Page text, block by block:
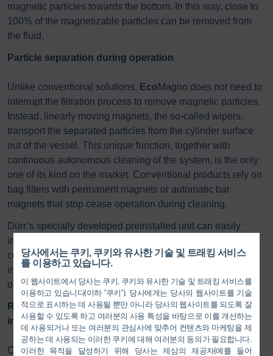
당사에서는 쿠키, 쿠키와 유사한 기술 및 트래킹 서비스
를 이용하고 있습니다.
이 웹사이트에서 당사는 쿠키, 쿠키와 유사한 기술 및 트래킹 서비스를
이용하고 있습니다(이하 “쿠키”). 당사에게는 당사의 웹사이트를 기술
적으로 표시하는 데 사용될 뿐만 아니라 당사의 웹사이트를 되도록 잘
사용할 수 있도록 하고 여러분의 사용 특성을 바탕으로 이를 개선하는
데 사용되거나 또는 여러분의 관심사에 맞추어 컨텐츠와 마케팅을 제
공하는 데 사용되는 이러한 쿠키에 대해 여러분의 동의가 필요합니다.
이러한 목적을 달성하기 위해 당사는 제삼의 제공자(예를 들어
magnetic particles towards the bottom. In this way, close to
100% of the magnetizable particles can be removed from
the fluid.
Particle separation during operation
Unlike conventional solutions, Eco Magno does not need to
interrupt the filtration process to remove magnetic particles.
Instead, linearly moving magnets, the so-called wipers,
transport the separated particles from the cylinder surface
out of the vessel. This unique function, together with
continuous autonomous cleaning of the system, is the only
one of its kind on the market. Conventional products rely on
bag filters with permanent magnets or automatic bar
magnets that stop cease operation during cleaning.
Dürr’s specially developed preinstalled unit can easily
integrate into an existing system. Moreover, its design is so
compact and efficient that the magnetic separator can be
installed and commissioned in just a weekend requiring
only an electricity supply and two flange connections.
Refinement of the magnetic separator for use in new
industries
Currently, about 80Eco
Magno units are successfully used